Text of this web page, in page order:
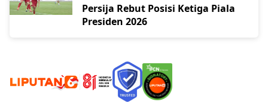
Persija Rebut Posisi Ketiga Piala
Presiden 2026